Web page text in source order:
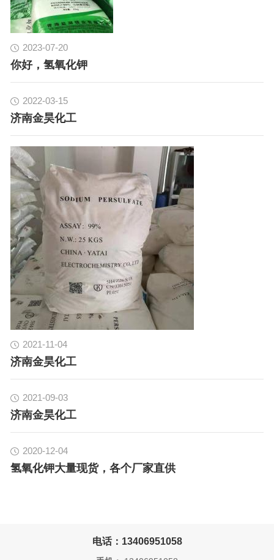
2023-07-20
你好，氢氧化钾
2022-03-15
济南金昊化工
2021-11-04
济南金昊化工
2021-09-03
济南金昊化工
2020-12-04
氢氧化钾大量现货，各个厂家直供
电话：13406951058